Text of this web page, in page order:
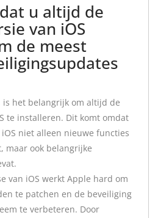
u altijd de
van iOS
de meest
is het belangrijk om altijd de
te installeren. Dit komt omdat
niet alleen nieuwe functies
maar ook belangrijke
van iOS werkt Apple hard om
te patchen en de beveiliging
te verbeteren. Door